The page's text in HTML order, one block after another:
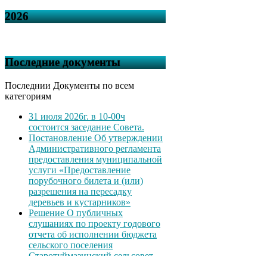
2026
Последние документы
Последнии Документы по всем
категориям
31 июля 2026г. в 10-00ч
состоится заседание Совета.
Постановление Об утверждении
Административного регламента
предоставления муниципальной
услуги «Предоставление
порубочного билета и (или)
разрешения на пересадку
деревьев и кустарников»
Решение О публичных
слушаниях по проекту годового
отчета об исполнении бюджета
сельского поселения